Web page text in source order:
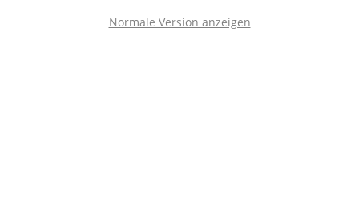
Normale Version anzeigen